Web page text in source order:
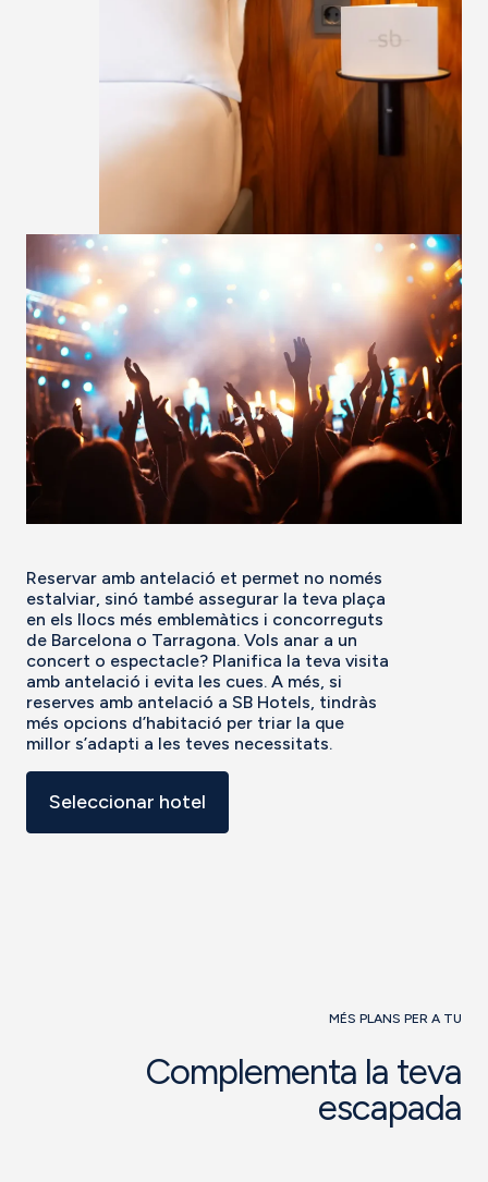
Reservar amb antelació et permet no només
estalviar, sinó també assegurar la teva plaça
en els llocs més emblemàtics i concorreguts
de Barcelona o Tarragona. Vols anar a un
concert o espectacle? Planifica la teva visita
amb antelació i evita les cues. A més, si
reserves amb antelació a SB Hotels, tindràs
més opcions d’habitació per triar la que
millor s’adapti a les teves necessitats.
Seleccionar hotel
MÉS PLANS PER A TU
Complementa la teva
escapada